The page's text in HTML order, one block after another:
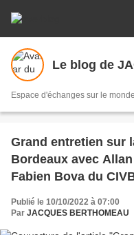
Le blog de
Espace d'échanges sur le
Grand entretien sur
Bordeaux avec
Fabien Bova du
Publié le 10/10/2022 à 07:00
Par JACQUES BERTHOMEAU